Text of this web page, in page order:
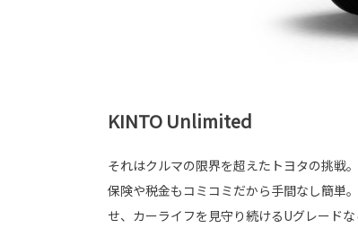
KINTO Unlimited
それはクルマの限界を超えたトヨタの挑戦
保険や税金もコミコミだから手間なし簡単
せ、カーライフを見守り続けるUグレード